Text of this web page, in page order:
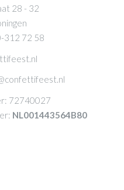
28 - 32
312 72 58
72740027
NL001443564B80